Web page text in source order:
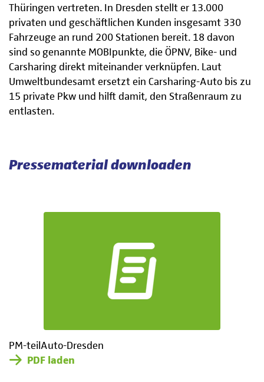
Thüringen vertreten. In Dresden stellt er 13.000
privaten und geschäftlichen Kunden insgesamt 330
Fahrzeuge an rund 200 Stationen bereit. 18 davon
sind so genannte MOBIpunkte, die ÖPNV, Bike- und
Carsharing direkt miteinander verknüpfen. Laut
Umweltbundesamt ersetzt ein Carsharing-Auto bis zu
15 private Pkw und hilft damit, den Straßenraum zu
entlasten.
Pressematerial downloaden
PM-teilAuto-Dresden
PDF laden